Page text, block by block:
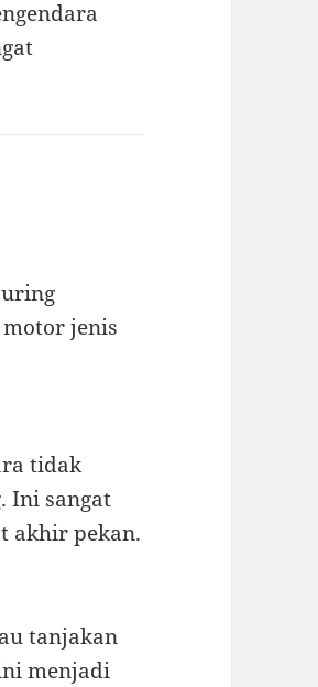
jenis
tidak
Ini sangat
akhir pekan.
tanjakan
menjadi